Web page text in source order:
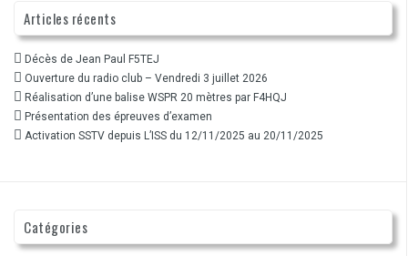
Articles récents
Décès de Jean Paul F5TEJ
Ouverture du radio club – Vendredi 3 juillet 2026
Réalisation d’une balise WSPR 20 mètres par F4HQJ
Présentation des épreuves d’examen
Activation SSTV depuis L’ISS du 12/11/2025 au 20/11/2025
Catégories